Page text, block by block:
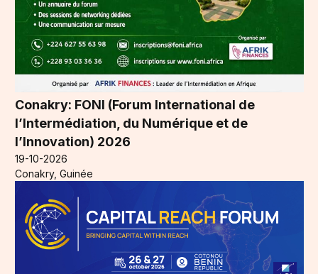
Conakry: FONI (Forum International de
l’Intermédiation, du Numérique et de
l’Innovation) 2026
19-10-2026
Conakry, Guinée